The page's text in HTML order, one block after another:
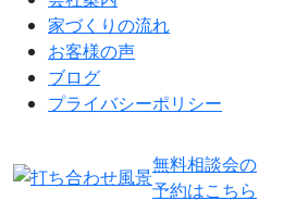
家づくりの流れ
お客様の声
ブログ
プライバシーポリシー
無料相談会の
予約はこちら